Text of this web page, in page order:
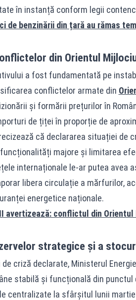
în instanță conform legii
de benzinării din țară au rămas
din Orientul
a fost fundamentată pe
conflictelor armate din
și formării prețurilor în
de țiței în proporție de
că declararea situației de
majore și limitarea
internaționale le-ar putea avea
libera circulație a mărfurilor,
energetice naționale.
avertizează: conflictul din
strategice și a
criză declarate, Ministerul
stabilă și funcțională din
centralizate la sfârșitul lunii martie